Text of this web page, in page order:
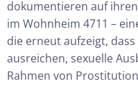
dokumentieren auf
im Wohnheim 4711 –
die erneut aufzeigt,
ausreichen, sexuelle
Rahmen von